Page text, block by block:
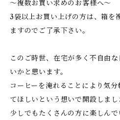
〜複数お買い求めのお客様へ〜
3袋以上お買い上げの方は、箱を
ますのでご了承下さい。
このご時世、在宅が多く不自由
いかと思います。
コーヒーを淹れることにより気
てほしいという想いで開設しまし
少しでもたくさんの方に楽しんで